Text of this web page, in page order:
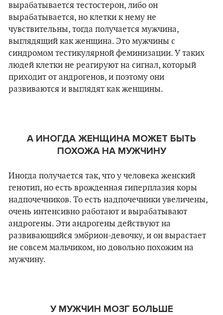
вырабатывается тестостерон, либо он
вырабатывается, но клетки к нему не
чувствительны, тогда получается мужчина,
выглядящий как женщина. Это мужчины с
синдромом тестикулярной феминизации. У таких
людей клетки не реагируют на сигнал, который
приходит от андрогенов, и поэтому они
развиваются и выглядят как женщины.
А ИНОГДА ЖЕНЩИНА МОЖЕТ БЫТЬ
ПОХОЖА НА МУЖЧИНУ
Иногда получается так, что у человека женский
генотип, но есть врожденная гиперплазия коры
надпочечников. То есть надпочечники увеличены,
очень интенсивно работают и вырабатывают
андрогены. Эти андрогены действуют на
развивающийся эмбрион-девочку, и он вырастает
не совсем мальчиком, но довольно похожим на
мужчину.
У МУЖЧИН МОЗГ БОЛЬШЕ